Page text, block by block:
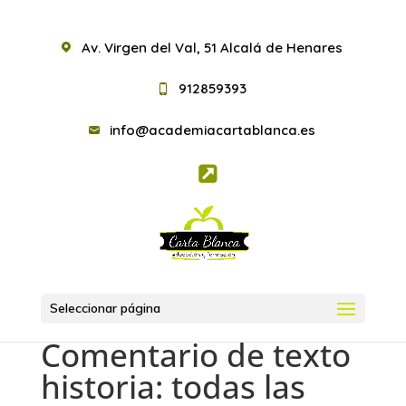
Av. Virgen del Val, 51 Alcalá de Henares
912859393
info@academiacartablanca.es
Seleccionar página
Comentario de texto
historia: todas las